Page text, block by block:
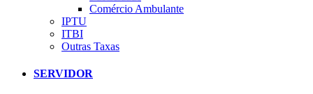
Comércio Ambulante
IPTU
ITBI
Outras Taxas
SERVIDOR